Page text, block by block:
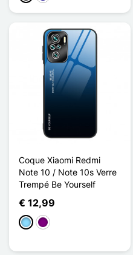
Coque Xiaomi Redmi
Note 10 / Note 10s Verre
Trempé Be Yourself
€ 12,99
Licht Blauw
Purper